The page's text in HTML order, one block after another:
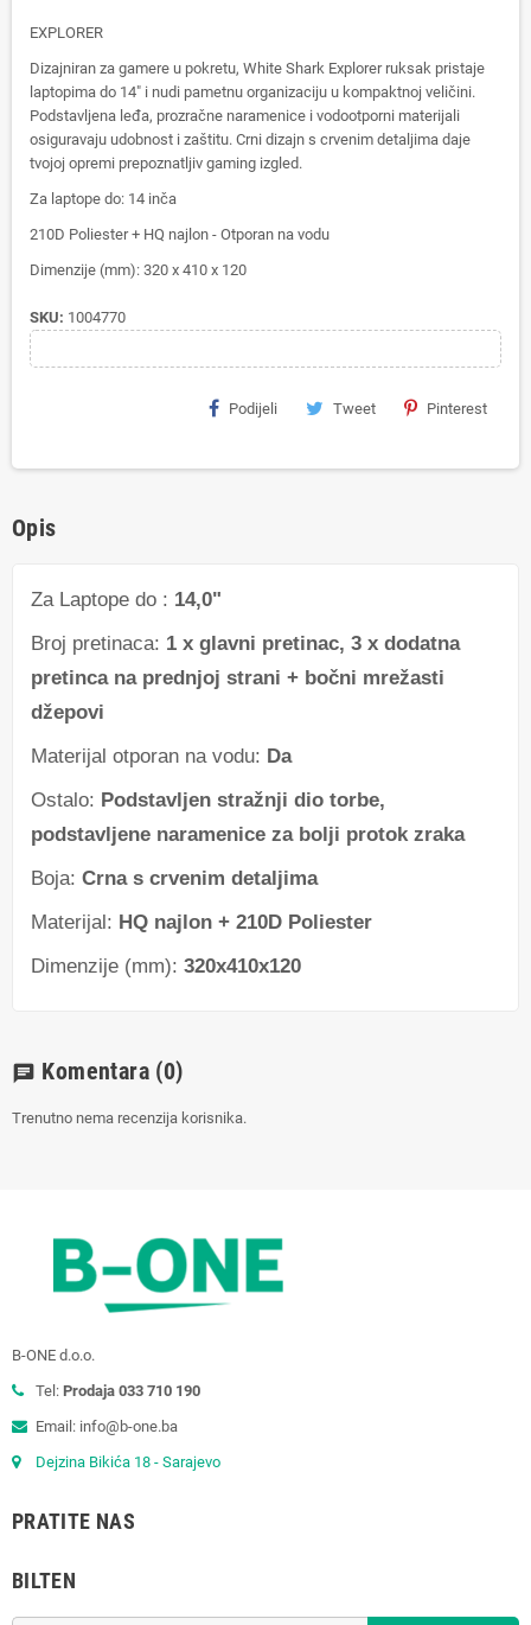
EXPLORER
Dizajniran za gamere u pokretu, White Shark Explorer ruksak pristaje
laptopima do 14" i nudi pametnu organizaciju u kompaktnoj veličini.
Podstavljena leđa, prozračne naramenice i vodootporni materijali
osiguravaju udobnost i zaštitu. Crni dizajn s crvenim detaljima daje
tvojoj opremi prepoznatljiv gaming izgled.
Za laptope do: 14 inča
210D Poliester + HQ najlon - Otporan na vodu
Dimenzije (mm): 320 x 410 x 120
SKU: 1004770
Podijeli Tweet Pinterest
Opis
Za Laptope do : 14,0"
Broj pretinaca: 1 x glavni pretinac, 3 x dodatna
pretinca na prednjoj strani + bočni mrežasti
džepovi
Materijal otporan na vodu: Da
Ostalo: Podstavljen stražnji dio torbe,
podstavljene naramenice za bolji protok zraka
Boja: Crna s crvenim detaljima
Materijal: HQ najlon + 210D Poliester
Dimenzije (mm): 320x410x120
chat Komentara (0)
Trenutno nema recenzija korisnika.
B-ONE d.o.o.
Tel: Prodaja 033 710 190
Email: info@b-one.ba
Dejzina Bikića 18 - Sarajevo
PRATITE NAS
BILTEN